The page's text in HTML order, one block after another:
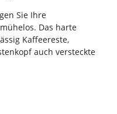
Sie Ihre
Das harte
Kaffeereste,
auch versteckte